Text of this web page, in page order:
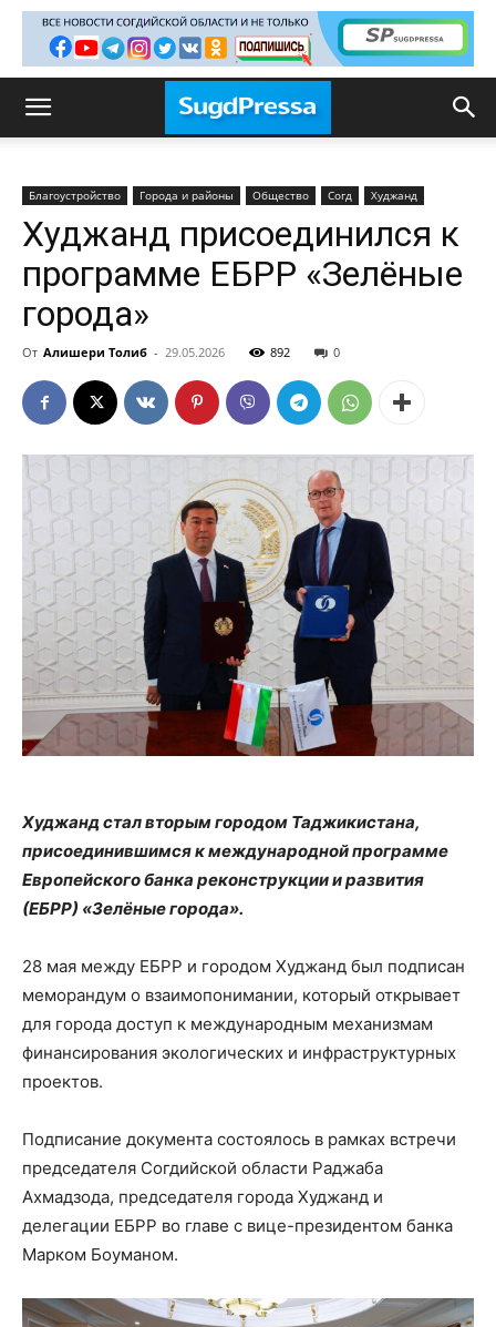
Благоустройство Города и районы Общество Согд Худжанд
Худжанд присоединился к
программе ЕБРР «Зелёные
города»
От Алишери Толиб - 29.05.2026 892 0
Худжанд стал вторым городом Таджикистана,
присоединившимся к международной программе
Европейского банка реконструкции и развития
(ЕБРР) «Зелёные города».
28 мая между ЕБРР и городом Худжанд был подписан
меморандум о взаимопонимании, который открывает
для города доступ к международным механизмам
финансирования экологических и инфраструктурных
проектов.
Подписание документа состоялось в рамках встречи
председателя Согдийской области Раджаба
Ахмадзода, председателя города Худжанд и
делегации ЕБРР во главе с вице-президентом банка
Марком Боуманом.